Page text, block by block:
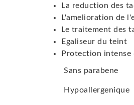
La reduction des
L'amelioration de
Le traitement des
Egaliseur du teint
Protection intense
Sans parabene
Hypoallergenique